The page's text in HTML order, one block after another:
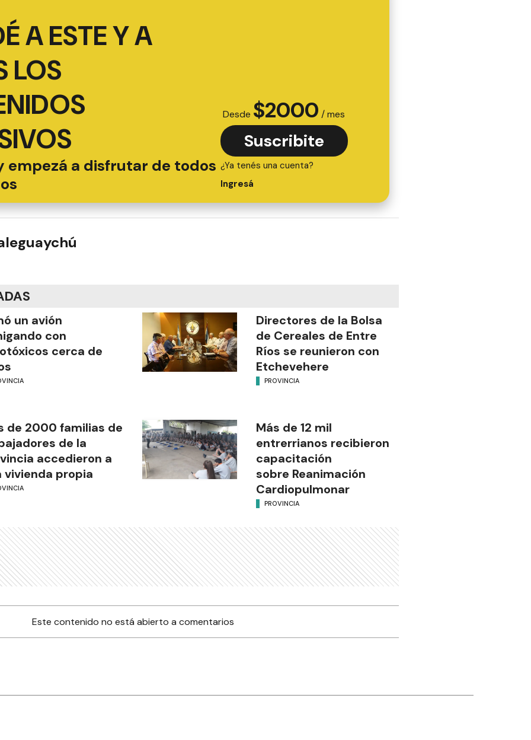
A ESTE Y A
LOS
empezá a disfrutar de todos
Desde $2000 / mes
Suscribite
¿Ya tenés una cuenta?
Ingresá
un avión
con
cerca de
Directores de la Bolsa
de Cereales de Entre
Ríos se reunieron con
Etchevehere
PROVINCIA
de 2000 familias de
de la
accedieron a
vivienda propia
Más de 12 mil
entrerrianos recibieron
capacitación
sobre Reanimación
Cardiopulmonar
PROVINCIA
Este contenido no está abierto a comentarios